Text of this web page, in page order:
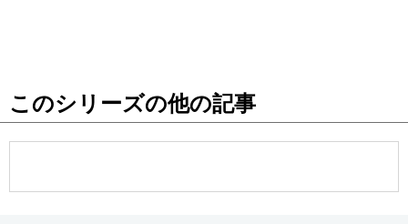
このシリーズの他の記事